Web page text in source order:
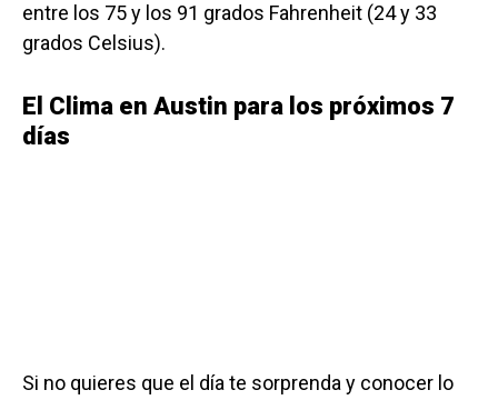
entre los 75 y los 91 grados Fahrenheit (24 y 33
grados Celsius).
El Clima en Austin para los próximos 7
días
Si no quieres que el día te sorprenda y conocer lo